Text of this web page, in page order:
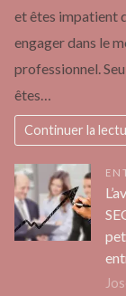
et êtes impatient
engager dans le
professionnel.
êtes…
Continuer la